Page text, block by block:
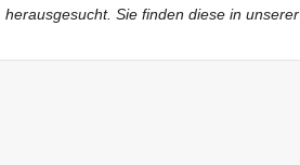
herausgesucht. Sie finden diese in unserer